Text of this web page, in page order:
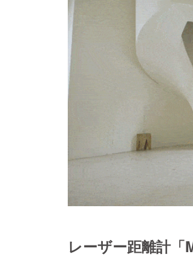
レーザー距離計